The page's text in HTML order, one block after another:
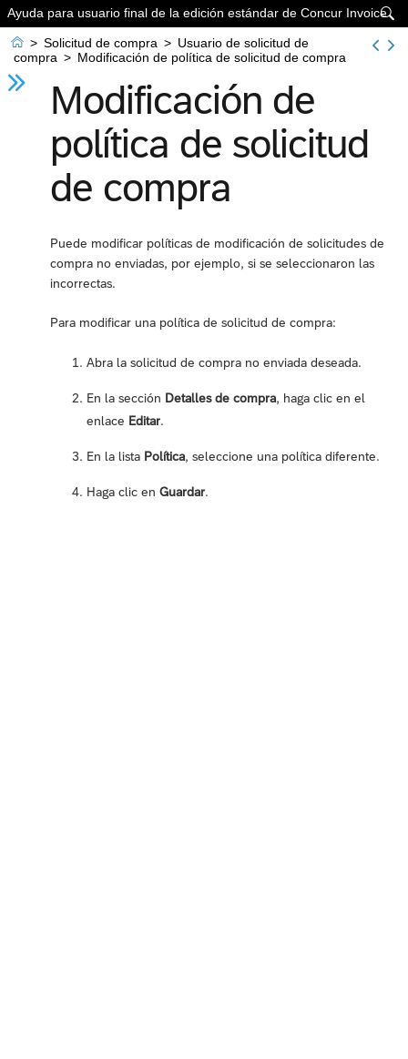

Ayuda para usuario final de la edición estándar de Concur Invoice
 > Solicitud de compra > Usuario de solicitud de
compra > Modificación de política de solicitud de compra
Modificación de
política de solicitud
de compra
Puede modificar políticas de modificación de solicitudes de
compra no enviadas, por ejemplo, si se seleccionaron las
incorrectas.
Para modificar una política de solicitud de compra:
Abra la solicitud de compra no enviada deseada.
En la sección Detalles de compra, haga clic en el
enlace Editar.
En la lista Política, seleccione una política diferente.
Haga clic en Guardar.